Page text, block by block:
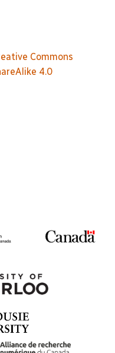
Commons
4.0